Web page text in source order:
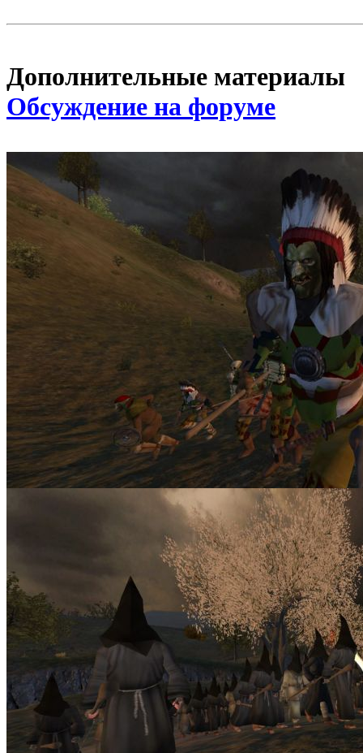
Дополнительные материалы
Обсуждение на форуме